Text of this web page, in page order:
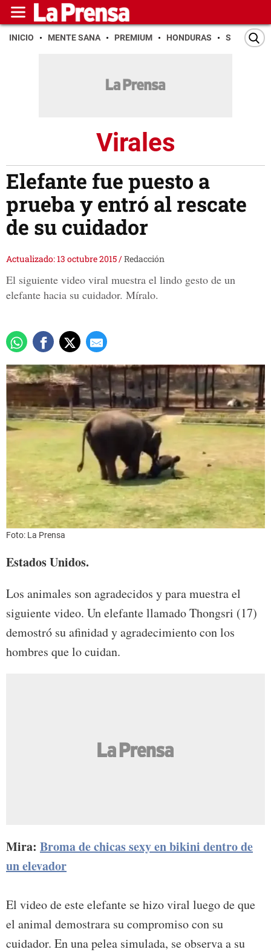
INICIO MENTE SANA PREMIUM HONDURAS SAN PEDRO
Virales
Elefante fue puesto a
prueba y entró al rescate
de su cuidador
Actualizado: 13 octubre 2015/Redacción
El siguiente video viral muestra el lindo gesto de un
elefante hacia su cuidador. Míralo.
Foto: La Prensa
Estados Unidos.
Los animales son agradecidos y para muestra el
siguiente video. Un elefante llamado Thongsri (17)
demostró su afinidad y agradecimiento con los
hombres que lo cuidan.
Mira: Broma de chicas sexy en bikini dentro de
un elevador
El video de este elefante se hizo viral luego de que
el animal demostrara su compromiso con su
cuidador. En una pelea simulada, se observa a su